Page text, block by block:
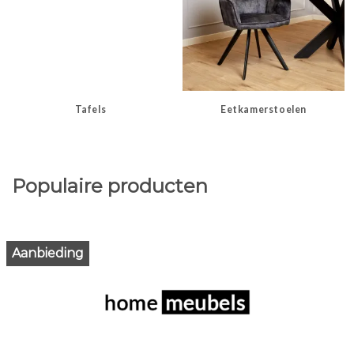
Tafels Eetkamerstoelen
Populaire producten
Aanbieding